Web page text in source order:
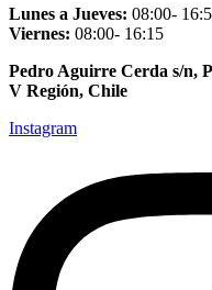
Lunes a Jueves: 08:00-
Viernes: 08:00- 16:15
Pedro Aguirre Cerda s/n,
V Región, Chile
Instagram